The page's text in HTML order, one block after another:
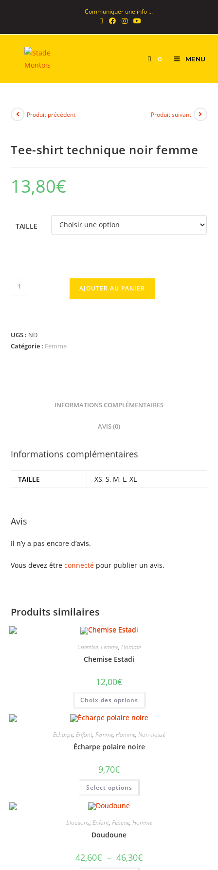
Communiquer une info ...
0 MENU
Produit précédent Produit suivant
Tee-shirt technique noir femme
13,80€
TAILLE
AJOUTER AU PANIER
UGS : ND
Catégorie : Femme
INFORMATIONS COMPLÉMENTAIRES
AVIS (0)
Informations complémentaires
TAILLE XS, S, M, L, XL
Avis
Il n’y a pas encore d’avis.
Vous devez êtreconnecté pour publier un avis.
Produits similaires
Chemise, Femme, Homme
Chemise Estadi
12,00€
Choix des options
Echarpe, Enfant, Femme, Homme, Non classé
Écharpe polaire noire
9,70€
Select options
blousons, Enfant, Femme, Homme
Doudoune
42,60€ – 46,30€